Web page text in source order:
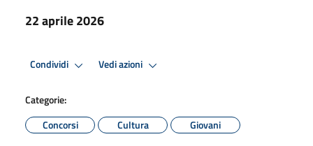
22 aprile 2026
Condividi Vedi azioni
Categorie:
Concorsi
Cultura Giovani